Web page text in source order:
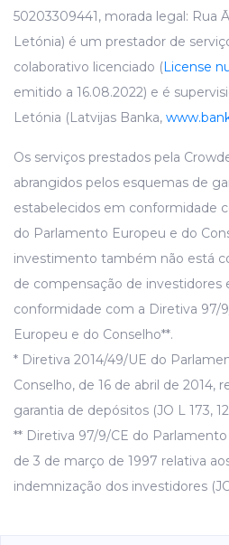
50203309441, morada legal: Rua
Letónia) é um prestador de
colaborativo licenciado (License
emitido a 16.08.2022) e é
Letónia (Latvijas Banka,
Os serviços prestados pela
abrangidos pelos esquemas de
estabelecidos em conformidade
do Parlamento Europeu e do
investimento também não está
de compensação de investidores
conformidade com a Diretiva 97/
Europeu e do Conselho**.
* Diretiva 2014/49/UE do
Conselho, de 16 de abril de 2014,
garantia de depósitos (JO L 173,
** Diretiva 97/9/CE do
de 3 de março de 1997 relativa
indemnização dos investidores